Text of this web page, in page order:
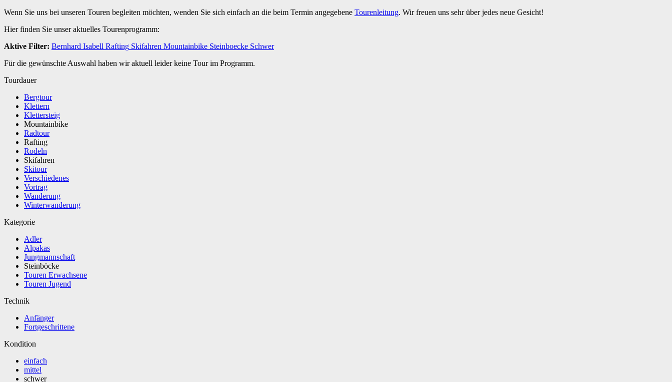
Wenn Sie uns bei unseren Touren begleiten möchten, wenden Sie sich einfach an die beim Termin angegebene Tourenleitung. Wir freuen uns sehr über jedes neue Gesicht!
Hier finden Sie unser aktuelles Tourenprogramm:
Aktive Filter: Bernhard Isabell Rafting Skifahren Mountainbike Steinboecke Schwer
Für die gewünschte Auswahl haben wir aktuell leider keine Tour im Programm.
Tourdauer
Bergtour
Klettern
Klettersteig
Mountainbike
Radtour
Rafting
Rodeln
Skifahren
Skitour
Verschiedenes
Vortrag
Wanderung
Winterwanderung
Kategorie
Adler
Alpakas
Jungmannschaft
Steinböcke
Touren Erwachsene
Touren Jugend
Technik
Anfänger
Fortgeschrittene
Kondition
einfach
mittel
schwer